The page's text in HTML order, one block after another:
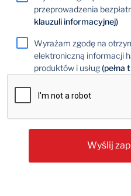
przeprowadzenia
klauzuli informacyjnej)
Wyrażam zgodę na
elektroniczną informacji
produktów i usług(pełna
Wyślij